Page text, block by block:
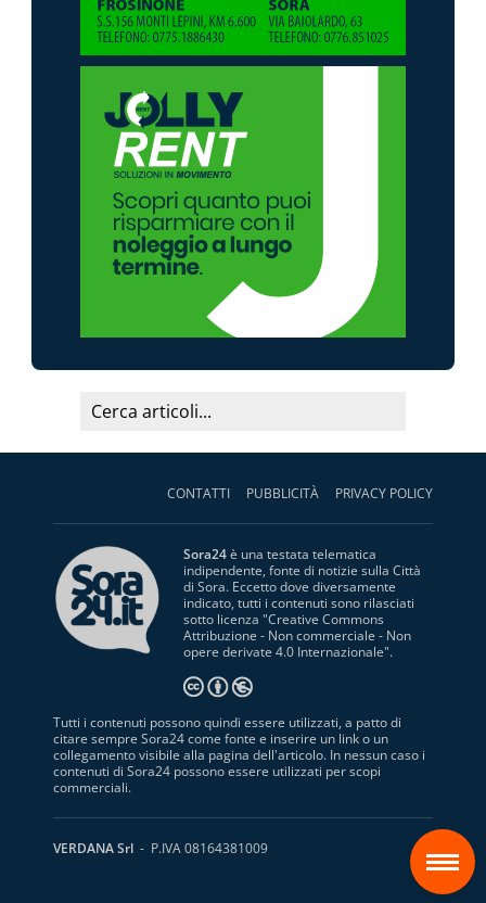
CONTATTI PUBBLICITÀ PRIVACY POLICY
Sora24è una testata telematica
indipendente, fonte di notizie sulla Città
di Sora. Eccetto dove diversamente
indicato, tutti i contenuti sono rilasciati
sotto licenza "Creative Commons
Attribuzione - Non commerciale - Non
opere derivate 4.0 Internazionale".
Tutti i contenuti possono quindi essere utilizzati, a patto di
citare sempre Sora24 come fonte e inserire un link o un
collegamento visibile alla pagina dell'articolo. In nessun caso i
contenuti di Sora24 possono essere utilizzati per scopi
commerciali.
VERDANA Srl - P.IVA 08164381009